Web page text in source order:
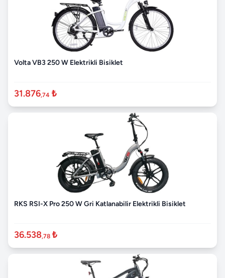
Volta VB3 250 W Elektrikli Bisiklet
31.876,74 ₺
RKS RSI-X Pro 250 W Gri Katlanabilir Elektrikli Bisiklet
36.538,78 ₺